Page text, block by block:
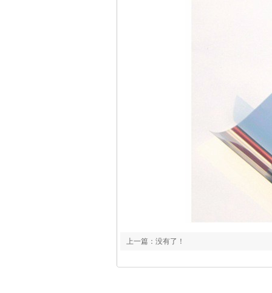
上一篇：没有了！